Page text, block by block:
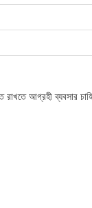
আগ্রহী ব্যবসার